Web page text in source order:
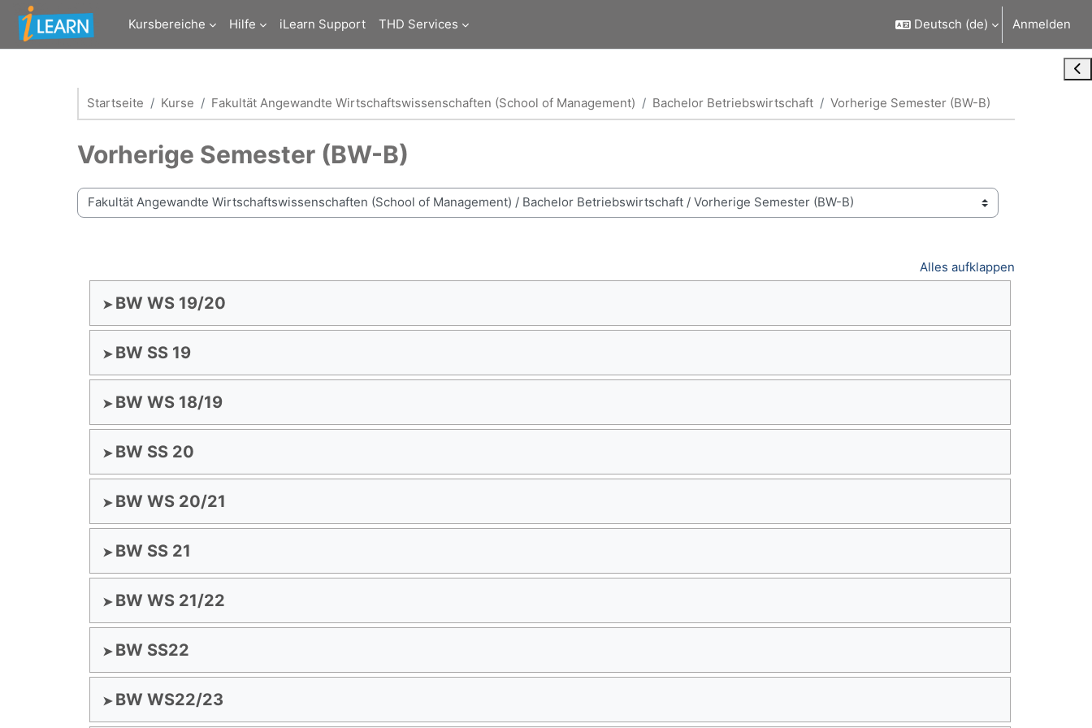
Zum Hauptinhalt
Kursbereiche
Hilfe iLearn Support THD Services Deutsch ‎(de)‎ Anmelden
Startseite Kurse Fakultät Angewandte Wirtschaftswissenschaften (School of Management) Bachelor Betriebswirtschaft Vorherige Semester (BW-B)
Vorherige Semester (BW-B)
Kursbereiche
Alles aufklappen
BW WS 19/20
BW SS 19
BW WS 18/19
BW SS 20
BW WS 20/21
BW SS 21
BW WS 21/22
BW SS22
BW WS22/23